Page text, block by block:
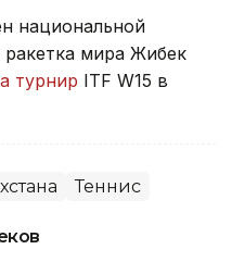
национальной
ракетка мира Жибек
турнир ITF W15 в
Теннис